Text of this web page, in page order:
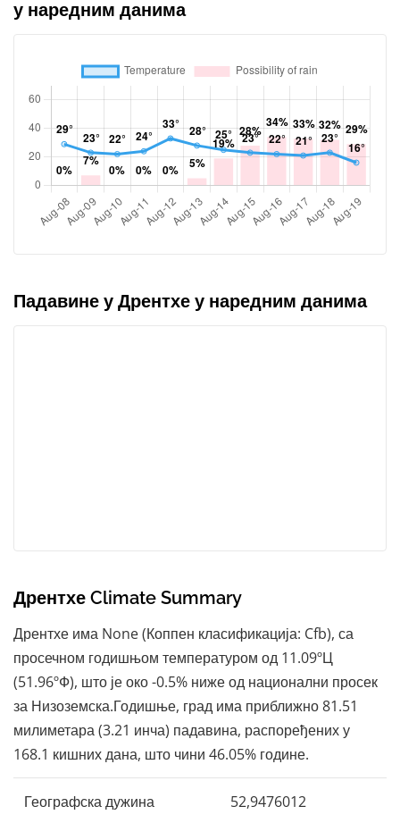
у наредним данима
Падавине у Дрентхе у наредним данима
Дрентхе Climate Summary
Дрентхе има None (Коппен класификација: Cfb), са
просечном годишњом температуром од 11.09ºЦ
(51.96ºФ), што је око -0.5% ниже од национални просек
за Низоземска.Годишње, град има приближно 81.51
милиметара (3.21 инча) падавина, распоређених у
168.1 кишних дана, што чини 46.05% године.
Географска дужина 52,9476012